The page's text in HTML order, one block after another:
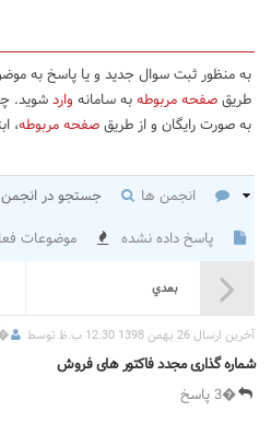
به منظور ثبت سوال جدید و یا پاسخ به
طریقصفحه مربوطهبه سامانه واردشوید.
به صورت رایگان و از طریقصفحه مربوطه،
انجمن ها
جستجو در انجمن
پاسخ داده نشده
موضوعات
بعدي
آخرين ارسال 26 بهمن 1398 12:30 ب.ظ توسط
شماره گذاری مجدد فاکتور های فروش
�3 پاسخ